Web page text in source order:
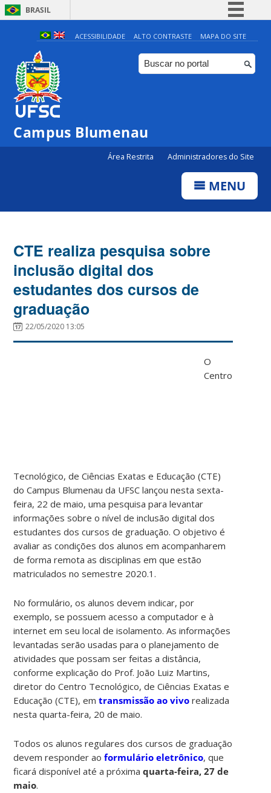
BRASIL
Simplifique!
Comunica BR
Participe
ACESSIBILIDADE ALTO CONTRASTE MAPA DO SITE
Campus Blumenau
Área Restrita Administradores do Site
MENU
CTE realiza pesquisa sobre
inclusão digital dos
estudantes dos cursos de
graduação
22/05/2020 13:05
O
Centro
Tecnológico, de Ciências Exatas e Educação (CTE)
do Campus Blumenau da UFSC lançou nesta sexta-
feira, 22 de maio, uma pesquisa para levantar
informações sobre o nível de inclusão digital dos
estudantes dos cursos de graduação. O objetivo é
avaliar as condições dos alunos em acompanharem
de forma remota as disciplinas em que estão
matriculados no semestre 2020.1.
No formulário, os alunos devem indicar, por
exemplo, se possuem acesso a computador e à
internet em seu local de isolamento. As informações
levantadas serão usadas para o planejamento de
atividades que possam ser feitas a distância,
conforme explicação do Prof. João Luiz Martins,
diretor do Centro Tecnológico, de Ciências Exatas e
Educação (CTE), emtransmissão ao vivo realizada
nesta quarta-feira, 20 de maio.
Todos os alunos regulares dos cursos de graduação
devem responder aoformulário eletrônico, que
ficará disponível até a próximaquarta-feira, 27 de
maio.